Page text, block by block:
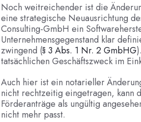
Noch weitreichender ist die
eine strategische Neuausrichtung
Consulting-GmbH ein
Unternehmensgegenstand klar
zwingend (§ 3 Abs. 1 Nr. 2 GmbHG
tatsächlichen Geschäftszweck im
Auch hier ist ein notarieller
nicht rechtzeitig eingetragen, kann
Förderanträge als ungültig
nicht mehr passt.